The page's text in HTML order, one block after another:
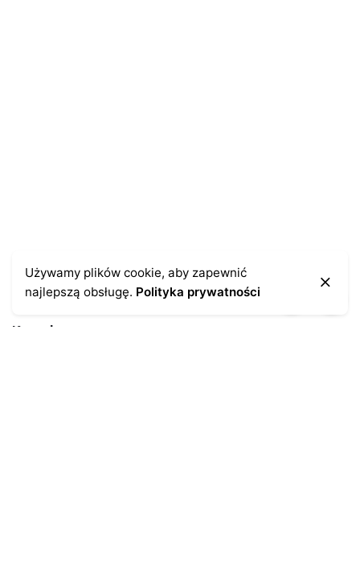
Kontakt
Używamy plików cookie, aby zapewnić
najlepszą obsługę. Polityka prywatności